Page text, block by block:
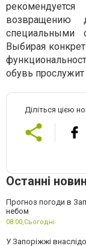
возвращению
специальными
Выбирая
обувь
Діліться цією
Останні
Прогноз погоди в
небом
08:00,Сьогодні
У Запоріжжі